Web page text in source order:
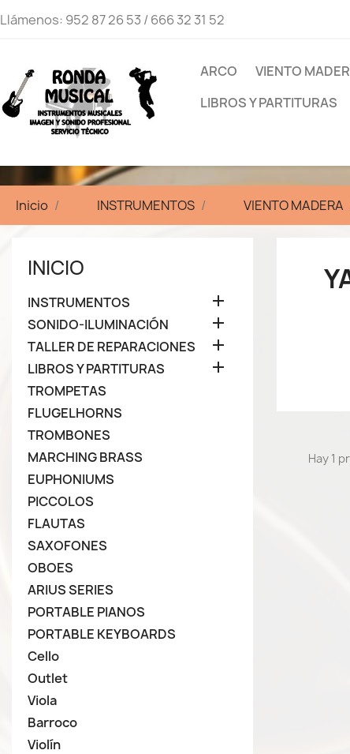
Llámenos: 952 87 26 53 / 666 32 31 52
ARCO VIENTO
LIBROS Y PARTITURAS
Inicio INSTRUMENTOS VIENTO MADERA
INICIO
INSTRUMENTOS 
SONIDO-ILUMINACIÓN 
TALLER DE REPARACIONES 
LIBROS Y PARTITURAS 
TROMPETAS
FLUGELHORNS
TROMBONES
MARCHING BRASS
EUPHONIUMS
PICCOLOS
FLAUTAS
SAXOFONES
OBOES
ARIUS SERIES
PORTABLE PIANOS
PORTABLE KEYBOARDS
Cello
Outlet
Viola
Barroco
Violín
Hay 1